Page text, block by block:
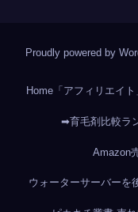
Proudly powered by
Home「アフィリエイト
➡育毛剤比較ラ
Amazon
ウォーターサーバーを